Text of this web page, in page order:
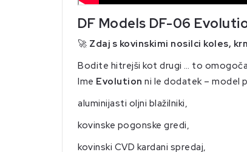
DF Models DF-06
🚀 Zdaj s kovinskimi nosilci koles,
Bodite hitrejši kot drugi … to omogoča
Ime Evolution ni le dodatek – model
aluminijasti oljni blažilniki,
kovinske pogonske gredi,
kovinski CVD kardani spredaj,